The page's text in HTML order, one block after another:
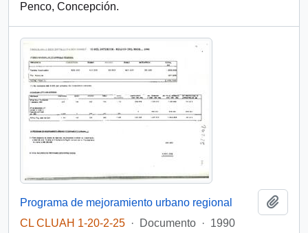
Penco, Concepción.
Programa de mejoramiento urbano regional
CL CLUAH 1-20-2-25 · Documento · 1990